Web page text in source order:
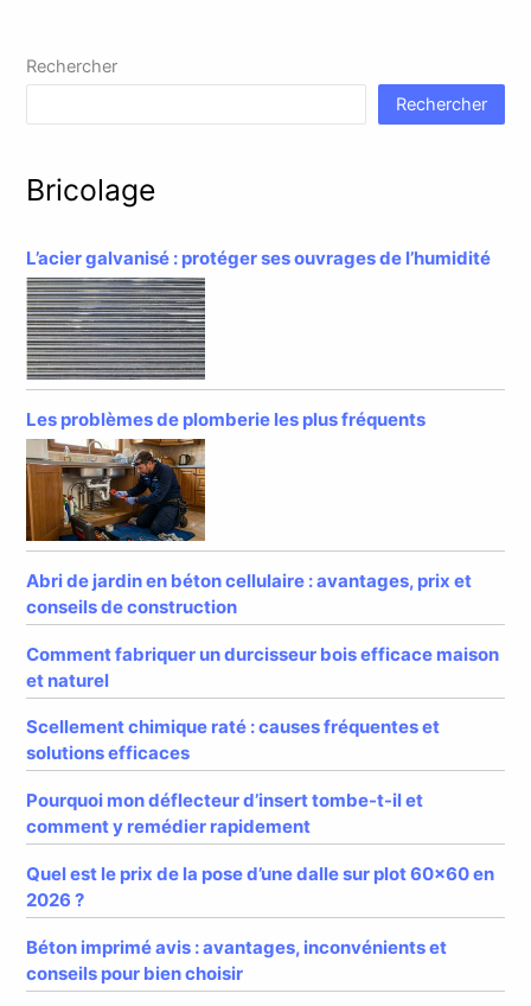
Rechercher
Rechercher
Bricolage
L’acier galvanisé : protéger ses ouvrages de l’humidité
Les problèmes de plomberie les plus fréquents
Abri de jardin en béton cellulaire : avantages, prix et
conseils de construction
Comment fabriquer un durcisseur bois efficace maison
et naturel
Scellement chimique raté : causes fréquentes et
solutions efficaces
Pourquoi mon déflecteur d’insert tombe-t-il et
comment y remédier rapidement
Quel est le prix de la pose d’une dalle sur plot 60×60 en
2026 ?
Béton imprimé avis : avantages, inconvénients et
conseils pour bien choisir